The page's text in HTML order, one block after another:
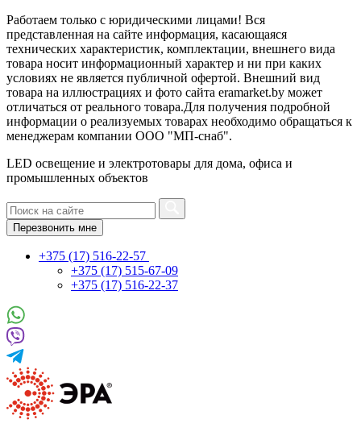
Работаем только с юридическими лицами! Вся
представленная на сайте информация, касающаяся
технических характеристик, комплектации, внешнего вида
товара носит информационный характер и ни при каких
условиях не является публичной офертой. Внешний вид
товара на иллюстрациях и фото сайта eramarket.by может
отличаться от реального товара.Для получения подробной
информации о реализуемых товарах необходимо обращаться к
менеджерам компании ООО "МП-снаб".
LED освещение и электротовары для дома, офиса и
промышленных объектов
Перезвонить мне
+375 (17) 516-22-57
+375 (17) 515-67-09
+375 (17) 516-22-37